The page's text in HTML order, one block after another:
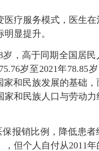
疗服务模式，医生在
显提升。
，高于同期全国居民
岁至2021年78.85
和民族发展的基础，
和民族人口与劳动力
报销比例，降低患者
但个人自付从2011年